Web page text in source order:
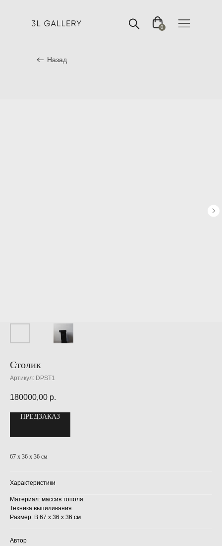
0
Назад
Столик
Артикул: DPST1
180000,00 р.
ПРЕДЗАКАЗ
67 х 36 х 36 см
Характеристики
Материал: массив тополя.
Техника выпиливания.
Размер: В 67 х 36 х 36 см
Автор